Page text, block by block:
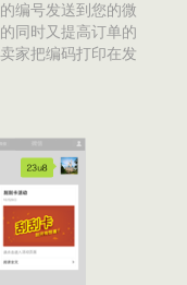
编号发送到您的微
同时又提高订单的
家把编码打印在发